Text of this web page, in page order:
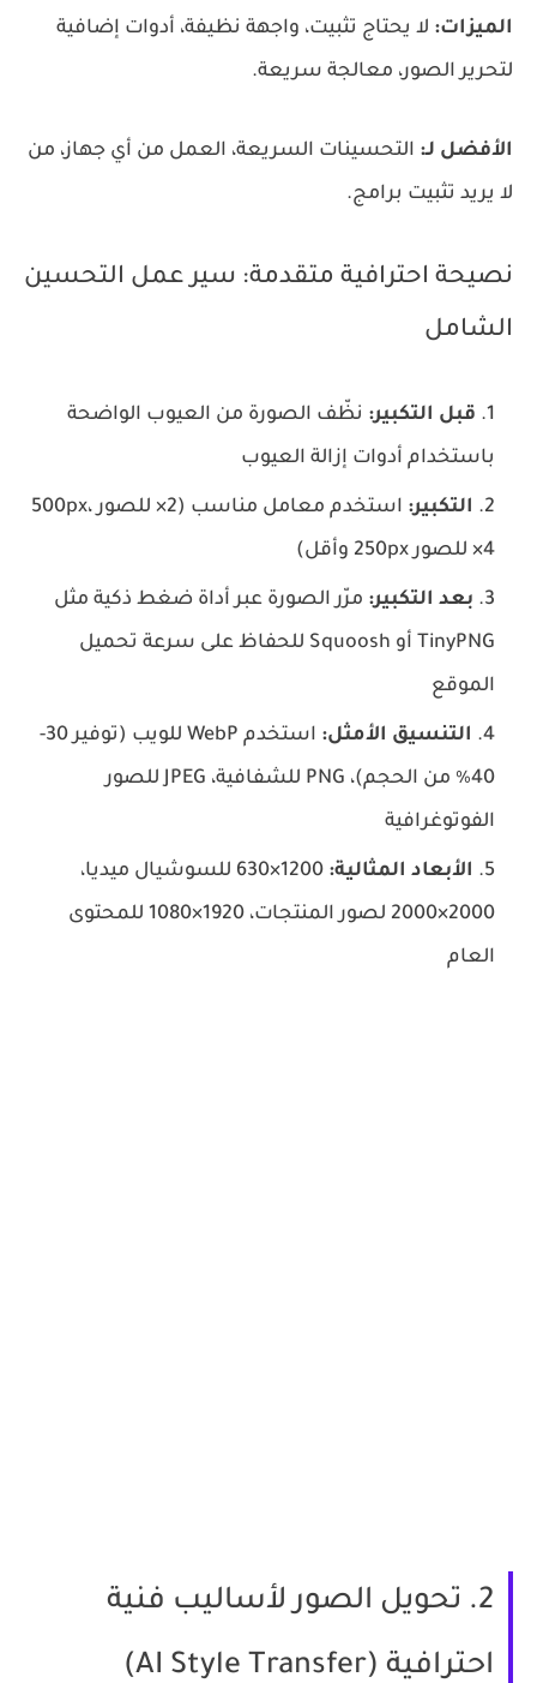
الميزات: لا يحتاج تثبيت، واجهة نظيفة، أدوات إضافية
لتحرير الصور، معالجة سريعة.
الأفضل لـ: التحسينات السريعة، العمل من أي جهاز، من
لا يريد تثبيت برامج.
نصيحة احترافية متقدمة: سير عمل التحسين
الشامل
قبل التكبير: نظّف الصورة من العيوب الواضحة
باستخدام أدوات إزالة العيوب
التكبير:
استخدم معامل مناسب (2× للصور 500px،
4× للصور 250px وأقل)
بعد التكبير: مرّر الصورة عبر أداة ضغط ذكية مثل
TinyPNG أو Squoosh للحفاظ على سرعة تحميل
الموقع
التنسيق الأمثل:
استخدم WebP للويب (توفير 30-
40٪ من الحجم)، PNG للشفافية، JPEG للصور
الفوتوغرافية
الأبعاد المثالية:
1200×630 للسوشيال ميديا،
2000×2000 لصور المنتجات، 1920×1080 للمحتوى
العام
2. تحويل الصور لأساليب فنية
احترافية (AI Style Transfer)